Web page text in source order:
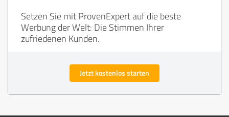
Setzen Sie mit ProvenExpert auf die beste
Werbung der Welt: Die Stimmen Ihrer
zufriedenen Kunden.
Jetzt kostenlos starten